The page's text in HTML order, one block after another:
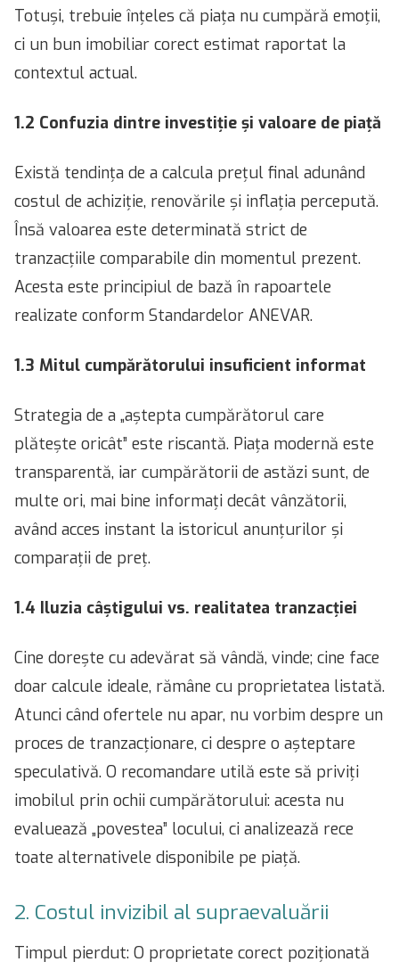
Totuși, trebuie înțeles că piața nu cumpără emoții,
ci un bun imobiliar corect estimat raportat la
contextul actual.
1.2 Confuzia dintre investiție și valoare de piață
Există tendința de a calcula prețul final adunând
costul de achiziție, renovările și inflația percepută.
Însă valoarea este determinată strict de
tranzacțiile comparabile din momentul prezent.
Acesta este principiul de bază în rapoartele
realizate conform Standardelor ANEVAR.
1.3 Mitul cumpărătorului insuficient informat
Strategia de a „aștepta cumpărătorul care
plătește oricât” este riscantă. Piața modernă este
transparentă, iar cumpărătorii de astăzi sunt, de
multe ori, mai bine informați decât vânzătorii,
având acces instant la istoricul anunțurilor și
comparații de preț.
1.4 Iluzia câștigului vs. realitatea tranzacției
Cine dorește cu adevărat să vândă, vinde; cine face
doar calcule ideale, rămâne cu proprietatea listată.
Atunci când ofertele nu apar, nu vorbim despre un
proces de tranzacționare, ci despre o așteptare
speculativă. O recomandare utilă este să priviți
imobilul prin ochii cumpărătorului: acesta nu
evaluează „povestea” locului, ci analizează rece
toate alternativele disponibile pe piață.
2. Costul invizibil al supraevaluării
Timpul pierdut: O proprietate corect poziționată